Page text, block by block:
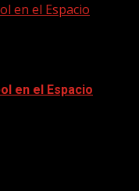
en el Espacio
en el Espacio